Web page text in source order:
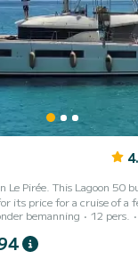
Le Pirée. This Lagoon 50
its price for a cruise of a
You will be able to
and take advantage of
bemanning 12 pers.